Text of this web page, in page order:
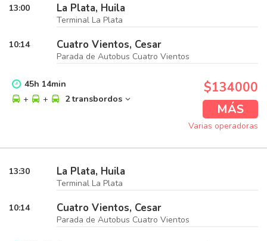
13:00 La Plata, Huila
Terminal La Plata
10:14 Cuatro Vientos, Cesar
Parada de Autobus Cuatro Vientos
45h 14min
+
+ 2 transbordos
$134000
MÁS
Varias operadoras
13:30 La Plata, Huila
Terminal La Plata
10:14 Cuatro Vientos, Cesar
Parada de Autobus Cuatro Vientos